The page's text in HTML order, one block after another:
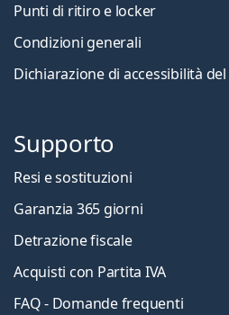
Punti di ritiro e locker
Condizioni generali
Dichiarazione di accessibilità
Supporto
Resi e sostituzioni
Garanzia 365 giorni
Detrazione fiscale
Acquisti con Partita IVA
FAQ - Domande frequenti